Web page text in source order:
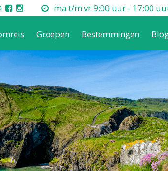
ma t/m vr 9:00 uur - 17:00
Groepen Bestemmingen